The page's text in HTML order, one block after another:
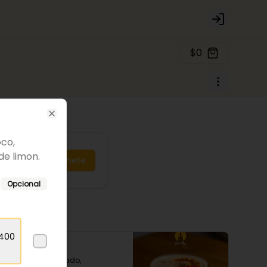
Login
$0
Únete
Gautama
Ron Havana dorado,
limon.
Opcional